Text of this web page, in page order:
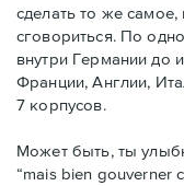
сделать то же
сговориться. По
внутри Германии до
Франции, Англии,
7 корпусов.
Может быть, ты
“mais bien gouverner